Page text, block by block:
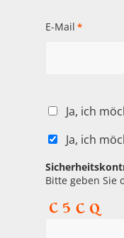
E-Mail *
Ja, ich
Ja, ich
Bitte geben Sie